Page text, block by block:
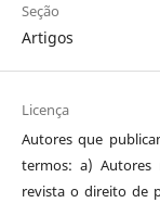
Seção
Artigos
Licença
Autores que
termos: a) Autores
revista o direito de